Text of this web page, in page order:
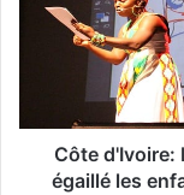
Côte d'Ivoire:
égaillé les